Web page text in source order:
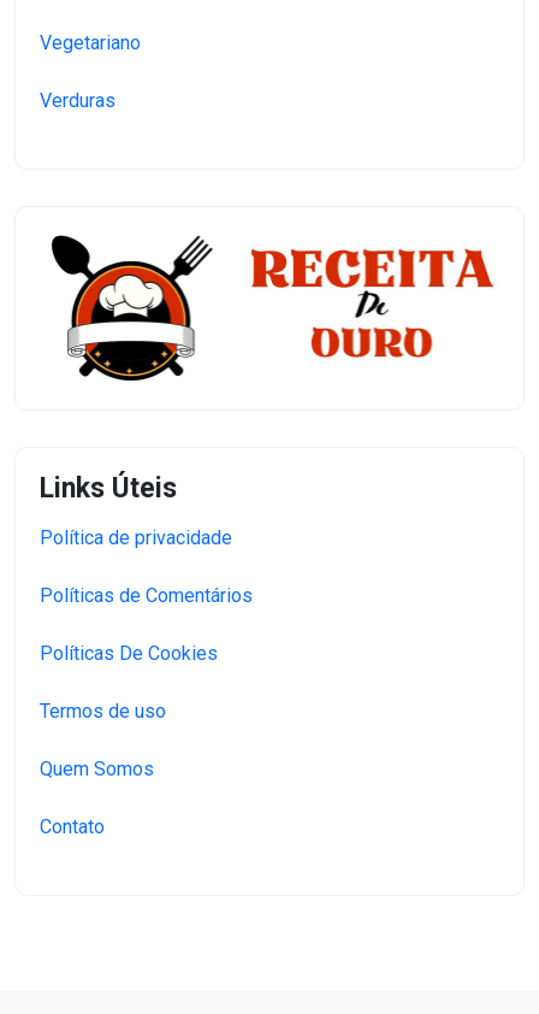
Vegetariano
Verduras
Links Úteis
Política de privacidade
Políticas de Comentários
Políticas De Cookies
Termos de uso
Quem Somos
Contato